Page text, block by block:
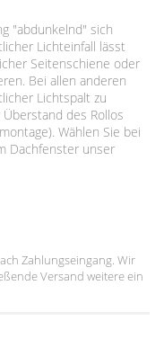
"abdunkelnd" sich
Lichteinfall lässt
Seitenschiene oder
Bei allen anderen
Lichtspalt zu
des Rollos
Wählen Sie bei
Dachfenster unser
Zahlungseingang. Wir
Versand weitere ein